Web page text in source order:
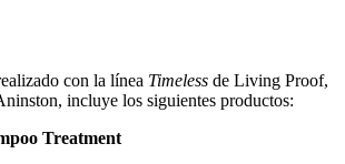
con la línea Timeless de Living Proof,
incluye los siguientes productos:
Treatment